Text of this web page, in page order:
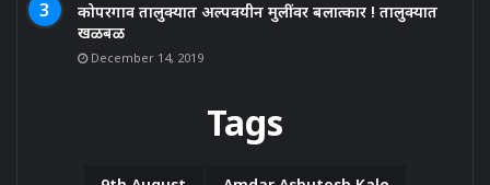
कोपरगाव तालुक्यात अल्पवयीन मुलींवर बलात्कार ! तालुक्यात
खळबळ
December 14, 2019
Tags